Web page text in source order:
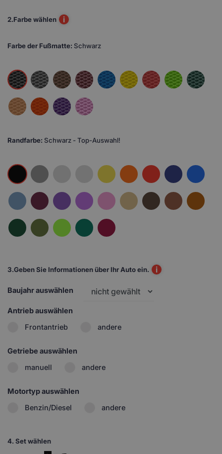
2.Farbe wählen i
Farbe der Fußmatte: Schwarz
Randfarbe: Schwarz - Top-Auswahl!
3.Geben Sie Informationen über Ihr Auto ein. i
Baujahr auswählen
Antrieb auswählen
Frontantrieb
andere
Getriebe auswählen
manuell
andere
Motortyp auswählen
Benzin/Diesel
andere
4. Set wählen